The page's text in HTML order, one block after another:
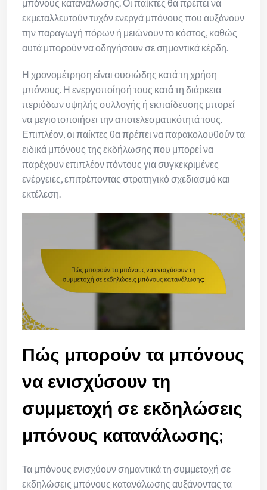
μπόνους κατανάλωσης. Οι παίκτες θα πρέπει να
εκμεταλλευτούν τυχόν ενεργά μπόνους που αυξάνουν
την παραγωγή πόρων ή μειώνουν το κόστος, καθώς
αυτά μπορούν να οδηγήσουν σε σημαντικά κέρδη.
Η χρονομέτρηση είναι ουσιώδης κατά τη χρήση
μπόνους. Η ενεργοποίησή τους κατά τη διάρκεια
περιόδων υψηλής συλλογής ή εκπαίδευσης μπορεί
να μεγιστοποιήσει την αποτελεσματικότητά τους.
Επιπλέον, οι παίκτες θα πρέπει να παρακολουθούν τα
ειδικά μπόνους της εκδήλωσης που μπορεί να
παρέχουν επιπλέον πόντους για συγκεκριμένες
ενέργειες, επιτρέποντας στρατηγικό σχεδιασμό και
εκτέλεση.
Πώς μπορούν τα μπόνους
να ενισχύσουν τη
συμμετοχή σε εκδηλώσεις
μπόνους κατανάλωσης;
Τα μπόνους ενισχύουν σημαντικά τη συμμετοχή σε
εκδηλώσεις μπόνους κατανάλωσης αυξάνοντας τα